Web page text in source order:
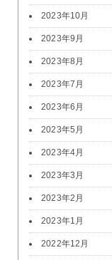
2023年10月
2023年9月
2023年8月
2023年7月
2023年6月
2023年5月
2023年4月
2023年3月
2023年2月
2023年1月
2022年12月